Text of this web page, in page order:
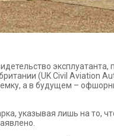
(UK Civil Aviation
а в будущем –
указывая лишь на то,